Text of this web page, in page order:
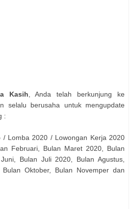
Kasih , Anda telah berkunjung ke
selalu berusaha untuk mengupdate
:
Lomba 2020 / Lowongan Kerja 2020
Februari, Bulan Maret 2020, Bulan
Bulan Juli 2020, Bulan Agustus,
Oktober, Bulan Novemper dan